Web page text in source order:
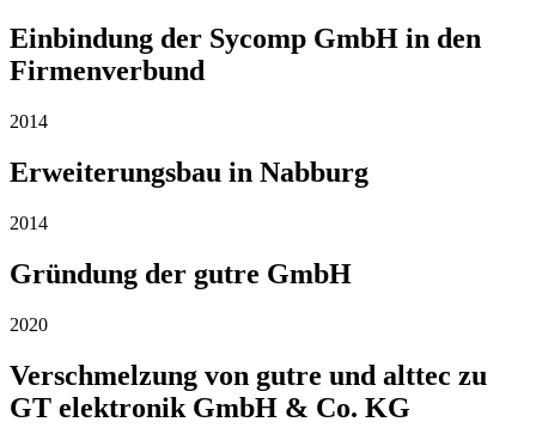
Einbindung der Sycomp GmbH in den
Firmenverbund
2014
Erweiterungsbau in Nabburg
2014
Gründung der gutre GmbH
2020
Verschmelzung von gutre und alttec zu
GT elektronik GmbH & Co. KG